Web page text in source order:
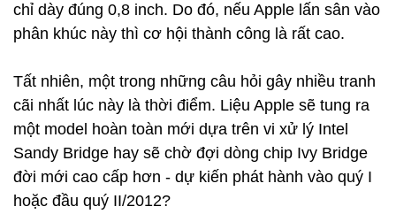
chỉ dày đúng 0,8 inch. Do đó, nếu Apple lấn sân vào
phân khúc này thì cơ hội thành công là rất cao.
Tất nhiên, một trong những câu hỏi gây nhiều tranh
cãi nhất lúc này là thời điểm. Liệu Apple sẽ tung ra
một model hoàn toàn mới dựa trên vi xử lý Intel
Sandy Bridge hay sẽ chờ đợi dòng chip Ivy Bridge
đời mới cao cấp hơn - dự kiến phát hành vào quý I
hoặc đầu quý II/2012?